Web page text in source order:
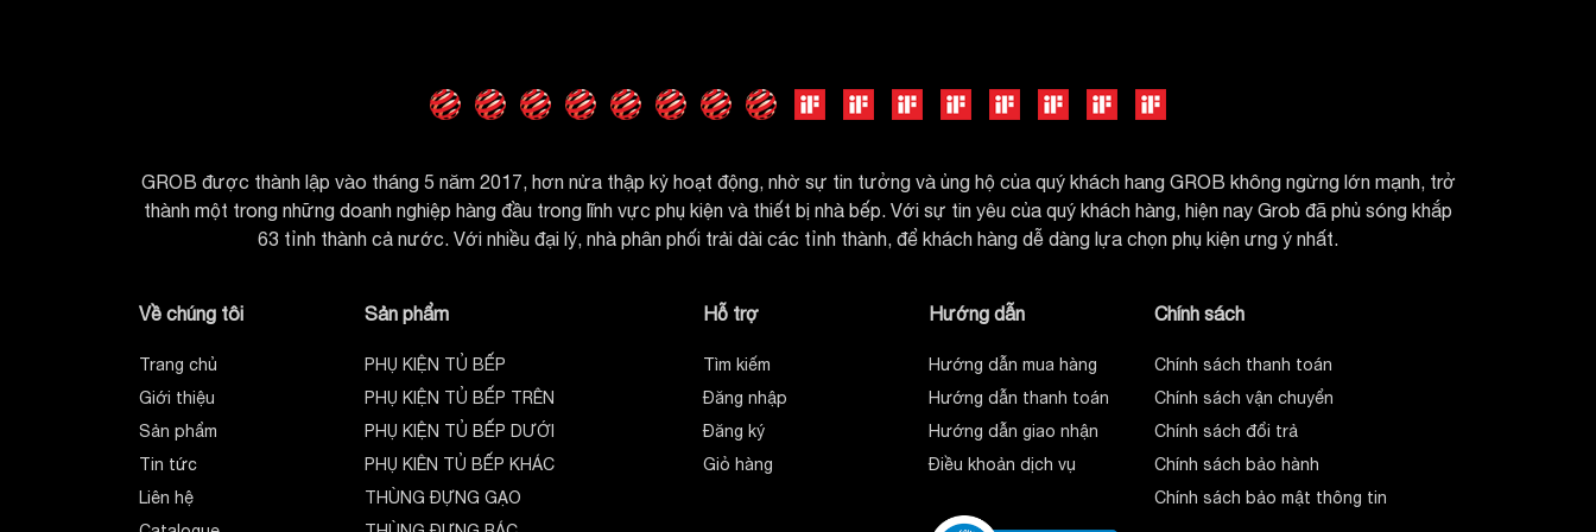
GHA-K2700 NEW
Công suất
1000m3/h
Động cơ tụ điện
Điều khiển
Đèn chiếu sáng
2 Đèn LED công suất 1.5W
Đường kính nắp ống khói
500*430 mm
+ GHA- K2700 NEW: 700- 2 bộ lọc
+ Than hoạt tính tích hợp trong máy
GROB được thành lập vào tháng 5 năm 2017, hơn nửa thập kỷ hoạt động, nhờ sự tin tưởng và ủng hộ của quý khách hang GROB không ngừng lớn mạnh, trở
thành một trong những doanh nghiệp hàng đầu trong lĩnh vực phụ kiện và thiết bị nhà bếp. Với sự tin yêu của quý khách hàng, hiện nay Grob đã phủ sóng khắp
63 tỉnh thành cả nước. Với nhiều đại lý, nhà phân phối trải dài các tỉnh thành, để khách hàng dễ dàng lựa chọn phụ kiện ưng ý nhất.
Về chúng tôi
Trang chủ
Giới thiệu
Sản phẩm
Tin tức
Liên hệ
Sản phẩm
PHỤ KIỆN TỦ BẾP
PHỤ KIỆN TỦ BẾP TRÊN
PHỤ KIỆN TỦ BẾP DƯỚI
PHỤ KIÊN TỦ BẾP KHÁC
THÙNG ĐỰNG GẠO
Hỗ trợ
Tìm kiếm
Đăng nhập
Đăng ký
Giỏ hàng
Hướng dẫn
Hướng dẫn mua hàng
Hướng dẫn thanh toán
Hướng dẫn giao nhận
Điều khoản dịch vụ
Chính sách
Chính sách thanh toán
Chính sách vận chuyển
Chính sách đổi trả
Chính sách bảo hành
Chính sách bảo mật thông tin